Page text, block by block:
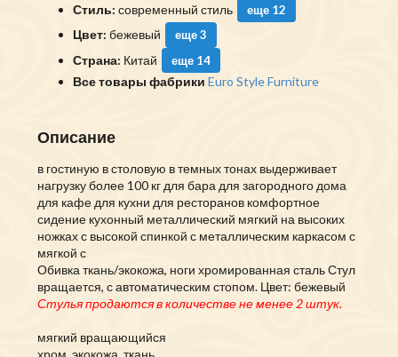
Стиль: современный стиль еще 12
Цвет: бежевый еще 3
Страна: Китай еще 14
Все товары фабрики Euro Style Furniture
Описание
в гостиную в столовую в темных тонах выдерживает
нагрузку более 100 кг для бара для загородного дома
для кафе для кухни для ресторанов комфортное
сидение кухонный металлический мягкий на высоких
ножках с высокой спинкой с металлическим каркасом с
мягкой с
Обивка ткань/экокожа, ноги хромированная сталь Стул
вращается, с автоматическим стопом. Цвет: бежевый
Стулья продаются в количестве не менее 2 штук.
мягкий вращающийся